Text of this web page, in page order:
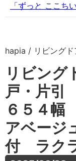
「ずっと ここ
hapia / リビングド
リビン
戸・片
６５４
アベー
付 ラク